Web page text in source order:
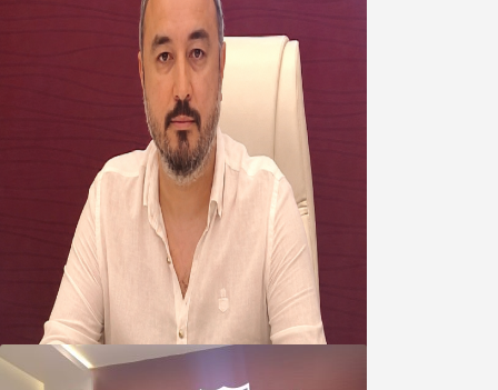
Oğuzbeyi’nden Balıkesirspor
yönetimine cevap : Herkes kendine
yakışanı yapar, buluttan nem
kapmayın!
07 Ağustos 2026